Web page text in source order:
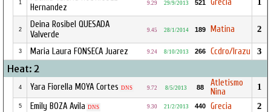
1
Hernandez
9.29 29/9/2013 521 Grecia
2
Deina Rosibel QUESADA
Valverde
9.45 28/1/2014 189 Matina 2
3 Maria Laura FONSECA Juarez 9.24 8/10/2013 266 Ccdro/Irazu 3
Heat: 2
4 Yara Fiorella MOYA Cortes DNS 9.72 8/5/2013 88
Atletismo
Nina
1
5 Emily BOZA Avila DNS 9.30 21/2/2013 440 Grecia 2